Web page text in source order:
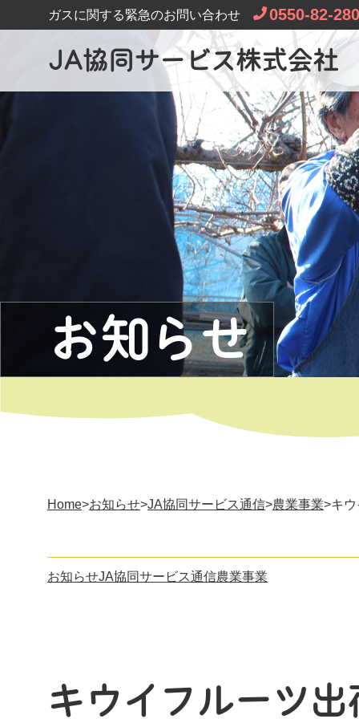
ガスに関する緊急のお問い合わせ 0550-82-
JA協同サービス株式会社
お知らせ
Home>お知らせ>JA協同サービス通信>農業事業>キ
お知らせJA協同サービス通信農業事業
キウイフルーツ